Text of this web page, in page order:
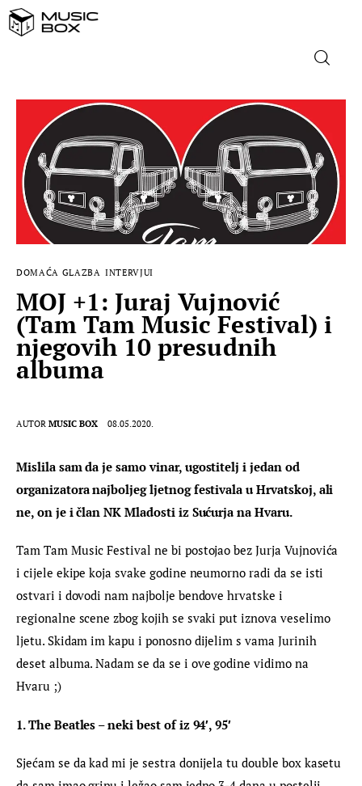
NASLOVNICA
DOMAĆA GLAZBA
STRANA GLAZBA
MUSIC BOX
DOMAĆA GLAZBA INTERVJUI
MOJ +1: Juraj Vujnović
(Tam Tam Music Festival) i
njegovih 10 presudnih
albuma
AUTOR MUSIC BOX 08.05.2020.
Mislila sam da je samo vinar, ugostitelj i jedan od
organizatora najboljeg ljetnog festivala u Hrvatskoj, ali
ne, on je i član NK Mladosti iz Sućurja na Hvaru.
Tam Tam Music Festival ne bi postojao bez Jurja Vujnovića
i cijele ekipe koja svake godine neumorno radi da se isti
ostvari i dovodi nam najbolje bendove hrvatske i
regionalne scene zbog kojih se svaki put iznova veselimo
ljetu. Skidam im kapu i ponosno dijelim s vama Jurinih
deset albuma. Nadam se da se i ove godine vidimo na
Hvaru ;)
1. The Beatles – neki best of iz 94′, 95′
Sjećam se da kad mi je sestra donijela tu double box kasetu